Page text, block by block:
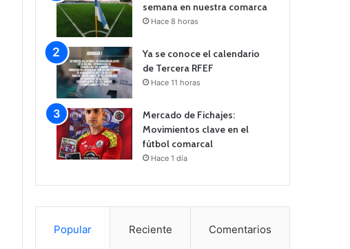
semana en nuestra comarca
Hace 8 horas
Ya se conoce el calendario
de Tercera RFEF
Hace 11 horas
Mercado de Fichajes:
Movimientos clave en el
fútbol comarcal
Hace 1 día
Popular Reciente Comentarios